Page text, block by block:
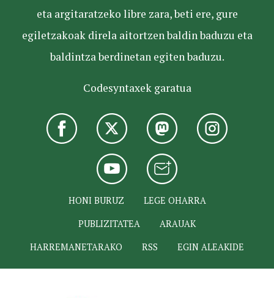
eta argitaratzeko libre zara, beti ere, gure
egiletzakoak direla aitortzen baldin baduzu eta
baldintza berdinetan egiten baduzu.
Codesyntaxek garatua
HONI BURUZ
LEGE OHARRA
PUBLIZITATEA
ARAUAK
HARREMANETARAKO
RSS EGIN ALEAKIDE